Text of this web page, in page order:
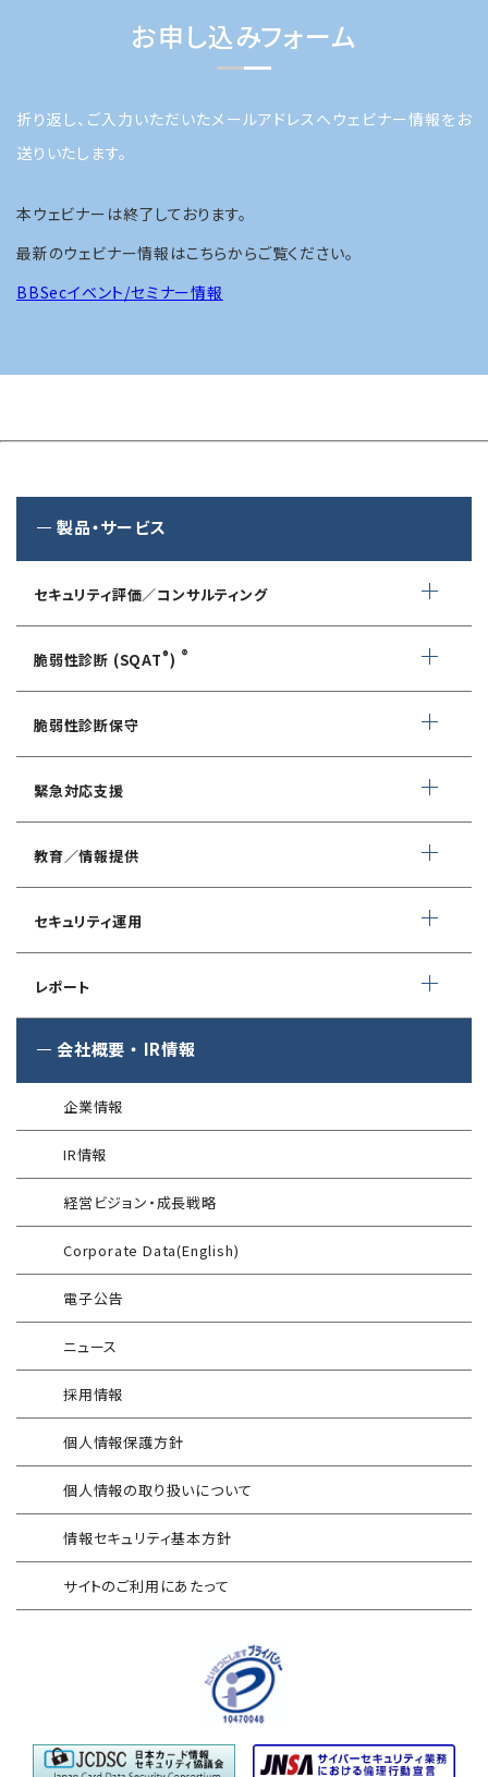
お申し込みフォーム
折り返し、ご入力いただいたメールアドレスへウェビナー情報をお
送りいたします。
本ウェビナーは終了しております。
最新のウェビナー情報はこちらからご覧ください。
BBSecイベント/セミナー情報
製品・サービス
セキュリティ評価／コンサルティング
情報セキュリティ・アドバイザリ
AIサービス提供者・利用者向け
サイバーセキュリティ対策支援
CSIRT構築／運用支援
インシデント初動対応準備支援
Shift Left コンサルティング
プレリミナリーサーベイ
「サプライチェーン強化に向けたセキュリティ対策評価制度」
運用開始に備えた事前対策支援サービス
インシデント対応訓練
インシデント対応訓練シミュレーター
情報セキュリティリスクアセスメント
FISCガイドライン準拠対応支援サービス
地方公共団体向け 情報セキュリティ
セルフアセスメント
産業制御システム向けリスクアセスメント
EC加盟店様向け セキュリティ・チェックリスト
対応アセスメントサービス
自己問診型 個人情報に関わる
情報セキュリティアセスメント
脆弱性診断 (SQAT®) ®
WEBアプリケーション脆弱性診断
ネットワーク脆弱性診断
IoTセキュリティ診断
クラウドセキュリティ設定診断
アタックサーフェス調査
SQAT with Swift Delivery
脆弱性診断保守
デイリー自動脆弱性診断
WEBサイトコンテンツ改ざん検知
緊急対応支援
デジタルフォレンジック
緊急対応サービス
教育／情報提供
セキュリスト（SecuriST）
EC-Council
（セキュリティエンジニア養成講座）
セキュリティ運用
マネージドセキュリティサービス (MSS)
Managed Security Service for AWS
WAF運用
G-MDR
インターネット分離クラウド
SIEM運用／分析
Splunk自動遮断連携
エンドポイントセキュリティ EDR-MSS
Security-First Aidサービス
セキュアメール
AAMSマルウェア・プロテクト
セキュリティログ分析／活用支援
サイバープロテクション（CP）
レポート
SQAT セキュリティレポート
SQAT®情報セキュリティ瓦版
導入事例
技術情報／コラム
会社概要 ・ IR情報
企業情報
IR情報
経営ビジョン・成長戦略
Corporate Data(English)
電子公告
ニュース
採用情報
個人情報保護方針
個人情報の取り扱いについて
情報セキュリティ基本方針
サイトのご利用にあたって